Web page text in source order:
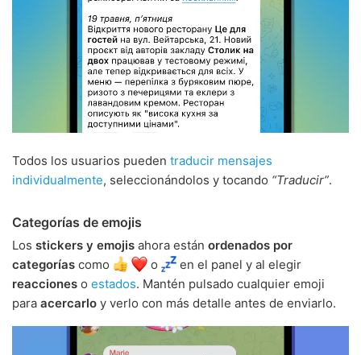
Todos los usuarios pueden traducir mensajes
individualmente, seleccionándolos y tocando “Traducir”.
Categorías de emojis
Los stickers y emojis ahora están ordenados por
categorías como o
en el panel y al elegir
reacciones o estados. Mantén pulsado cualquier emoji
para acercarlo y verlo con más detalle antes de enviarlo.